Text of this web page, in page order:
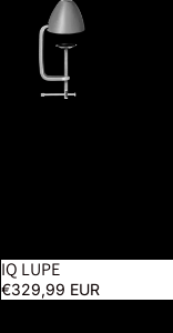
IQ LUPE
€329,99 EUR